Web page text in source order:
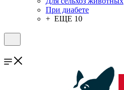
При диабете
+ ЕЩЕ 10